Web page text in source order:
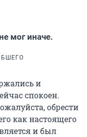
мог иначе.
и
спокоен.
обрести
как настоящего
и был